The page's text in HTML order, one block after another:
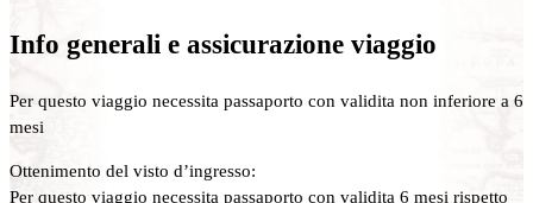
Info generali e assicurazione viaggio
Per questo viaggio necessita passaporto con validita non inferiore a 6
mesi
Ottenimento del visto d’ingresso:
Per questo viaggio necessita passaporto con validita 6 mesi rispetto